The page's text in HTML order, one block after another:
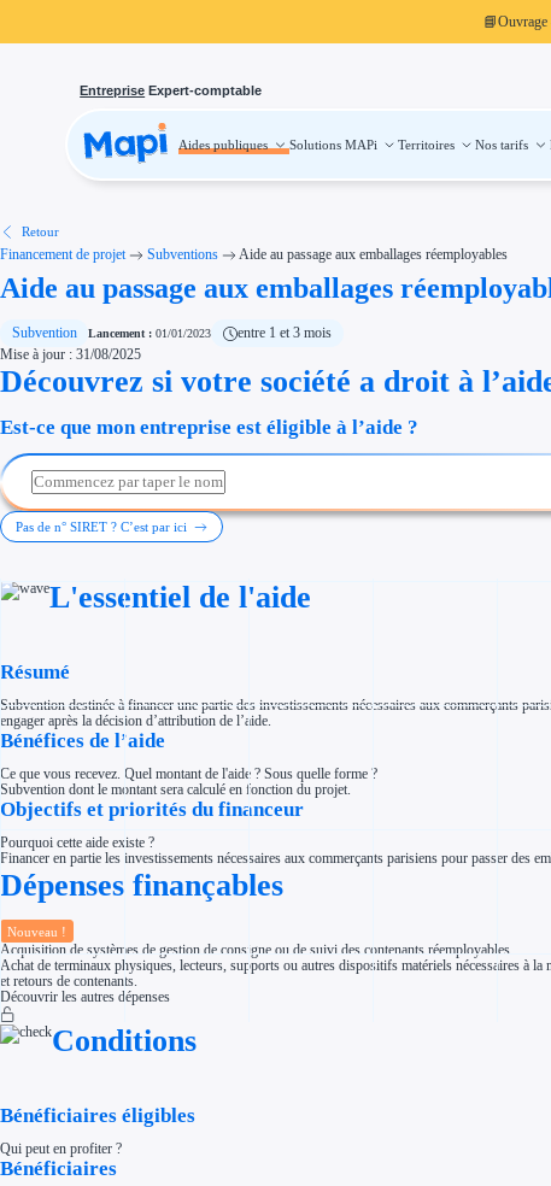
📘Ouvrage
Entreprise Expert-comptable
Aides publiques Solutions MAPi Territoires Nos tarifs
Aides publiques
Investissement
Thématiques
Financement innovation
Transition écologique
Développement international
Économies d'énergie et d'eau
Étapes de vie
Création d'entreprise
Aides Ressources Humaines
Type de financements
Réduction des coûts
Crédits & réductions d'impôt
Exonération fiscale
Avance remboursable
Garantie bancaire entreprise
Aides Bpifrance
Aides ADEME
Tous les financeurs
Trouvez des idées de dépenses éligibles
Quelles aides pour votre secteur ?
Ouvrage
Aides Région Auvergne-Rhône-Alpes
Aides Région Bourgogne-Franche-Comté
Aides Région Bretagne
Retour
Financement de projet Subventions Aide au passage aux emballages réemployables
Aide au passage aux emballages
Subvention Lancement : 01/01/2023
entre 1 et 3 mois
Mise à jour : 31/08/2025
Découvrez si votre société a droit à
Est-ce que mon entreprise est éligible à l’aide ?
Pas de n° SIRET ? C’est par ici
L'essentiel de l'aide
Résumé
Subvention destinée à financer une partie des investissements nécessaires aux commerçants
engager après la décision d’attribution de l’aide.
Bénéfices de l’aide
Ce que vous recevez. Quel montant de l'aide ? Sous quelle forme ?
Subvention dont le montant sera calculé en fonction du projet.
Objectifs et priorités du financeur
Pourquoi cette aide existe ?
Financer en partie les investissements nécessaires aux commerçants parisiens pour passer des
Dépenses finançables
Nouveau !
Acquisition de systèmes de gestion de consigne ou de suivi des contenants réemployables
Achat de terminaux physiques, lecteurs, supports ou autres dispositifs matériels nécessaires à
et retours de contenants.
Découvrir les autres dépenses
Conditions
Bénéficiaires éligibles
Qui peut en profiter ?
Bénéficiaires